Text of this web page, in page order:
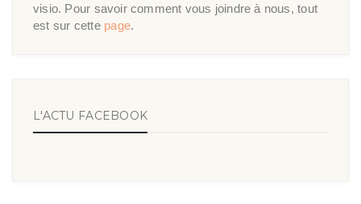
visio. Pour savoir comment vous joindre à nous, tout
est sur cette page.
L'ACTU FACEBOOK